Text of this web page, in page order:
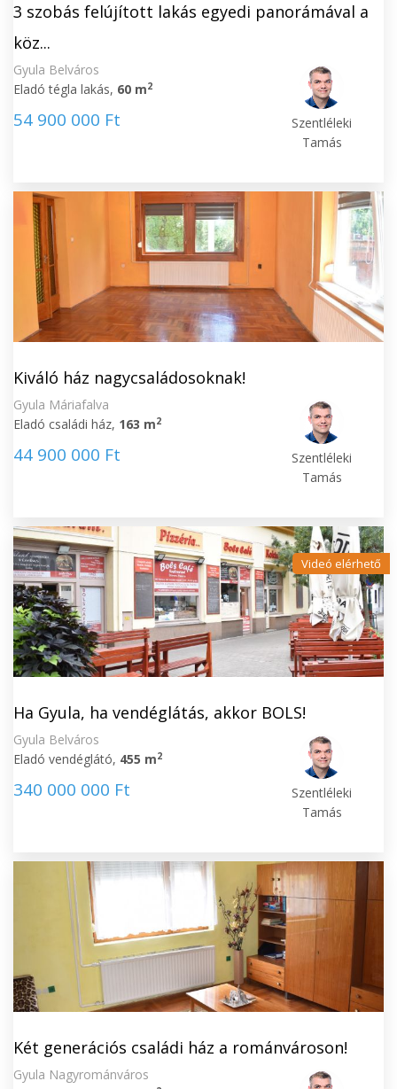
3 szobás felújított lakás egyedi panorámával a
köz...
Gyula Belváros
Eladó tégla lakás, 60 m2
54 900 000 Ft
Szentléleki
Tamás
Kiváló ház nagycsaládosoknak!
Gyula Máriafalva
Eladó családi ház, 163 m2
44 900 000 Ft
Szentléleki
Tamás
Videó elérhető
Ha Gyula, ha vendéglátás, akkor BOLS!
Gyula Belváros
Eladó vendéglátó, 455 m2
340 000 000 Ft
Szentléleki
Tamás
Két generációs családi ház a románvároson!
Gyula Nagyrománváros